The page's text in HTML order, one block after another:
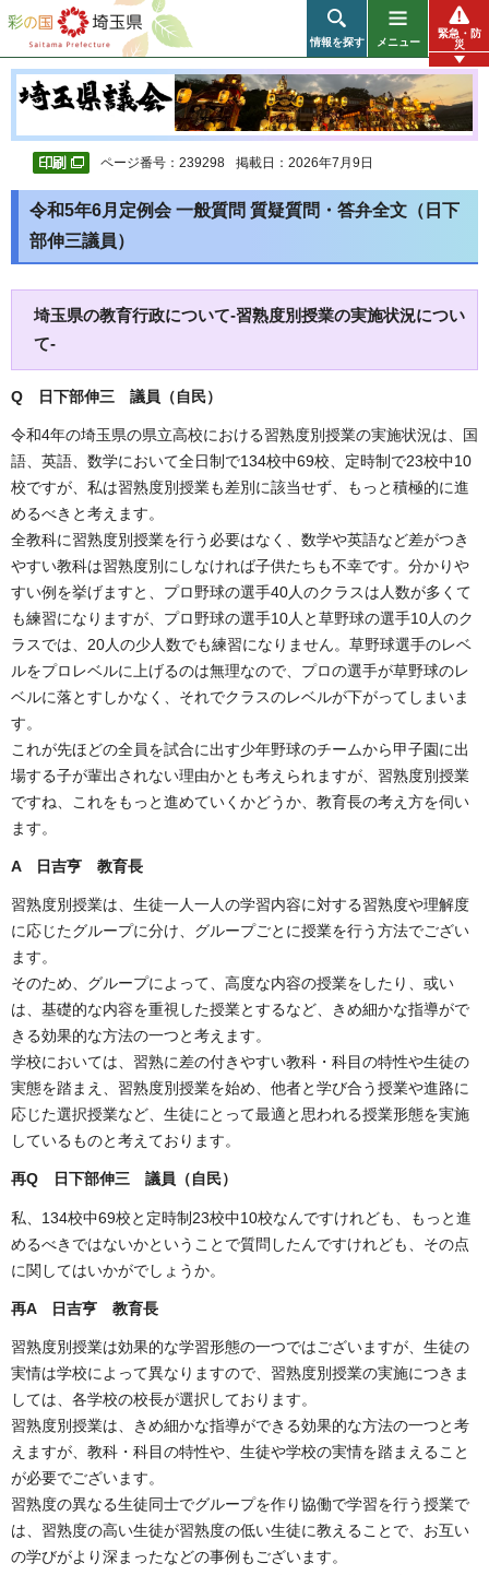
彩の国 埼玉県
情報を探す メニュー
緊急・防
災
ページ番号：239298 掲載日：2026年7月9日
令和5年6月定例会 一般質問 質疑質問・答弁全文（日下
部伸三議員）
埼玉県の教育行政について-習熟度別授業の実施状況につい
て-
Q 日下部伸三 議員（自民）
令和4年の埼玉県の県立高校における習熟度別授業の実施状況は、国
語、英語、数学において全日制で134校中69校、定時制で23校中10
校ですが、私は習熟度別授業も差別に該当せず、もっと積極的に進
めるべきと考えます。
全教科に習熟度別授業を行う必要はなく、数学や英語など差がつき
やすい教科は習熟度別にしなければ子供たちも不幸です。分かりや
すい例を挙げますと、プロ野球の選手40人のクラスは人数が多くて
も練習になりますが、プロ野球の選手10人と草野球の選手10人のク
ラスでは、20人の少人数でも練習になりません。草野球選手のレベ
ルをプロレベルに上げるのは無理なので、プロの選手が草野球のレ
ベルに落とすしかなく、それでクラスのレベルが下がってしまいま
す。
これが先ほどの全員を試合に出す少年野球のチームから甲子園に出
場する子が輩出されない理由かとも考えられますが、習熟度別授業
ですね、これをもっと進めていくかどうか、教育長の考え方を伺い
ます。
A 日吉亨 教育長
習熟度別授業は、生徒一人一人の学習内容に対する習熟度や理解度
に応じたグループに分け、グループごとに授業を行う方法でござい
ます。
そのため、グループによって、高度な内容の授業をしたり、或い
は、基礎的な内容を重視した授業とするなど、きめ細かな指導がで
きる効果的な方法の一つと考えます。
学校においては、習熟に差の付きやすい教科・科目の特性や生徒の
実態を踏まえ、習熟度別授業を始め、他者と学び合う授業や進路に
応じた選択授業など、生徒にとって最適と思われる授業形態を実施
しているものと考えております。
再Q 日下部伸三 議員（自民）
私、134校中69校と定時制23校中10校なんですけれども、もっと進
めるべきではないかということで質問したんですけれども、その点
に関してはいかがでしょうか。
再A 日吉亨 教育長
習熟度別授業は効果的な学習形態の一つではございますが、生徒の
実情は学校によって異なりますので、習熟度別授業の実施につきま
しては、各学校の校長が選択しております。
習熟度別授業は、きめ細かな指導ができる効果的な方法の一つと考
えますが、教科・科目の特性や、生徒や学校の実情を踏まえること
が必要でございます。
習熟度の異なる生徒同士でグループを作り協働で学習を行う授業で
は、習熟度の高い生徒が習熟度の低い生徒に教えることで、お互い
の学びがより深まったなどの事例もございます。